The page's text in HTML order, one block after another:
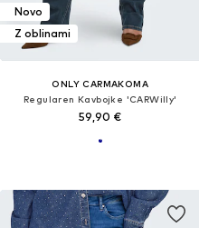
Novo
Z oblinami
ONLY CARMAKOMA
Regularen Kavbojke 'CARWilly'
59,90 €